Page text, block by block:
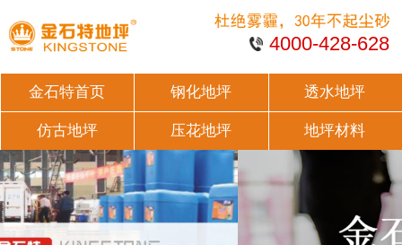
4000-428-628
金石特首页 钢化地坪 透水地坪
仿古地坪 压花地坪 地坪材料